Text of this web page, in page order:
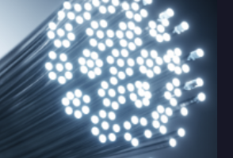
en glasvezelbekabeling